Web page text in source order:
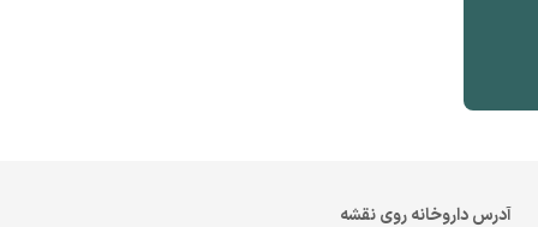
آدرس داروخانه روی نقشه